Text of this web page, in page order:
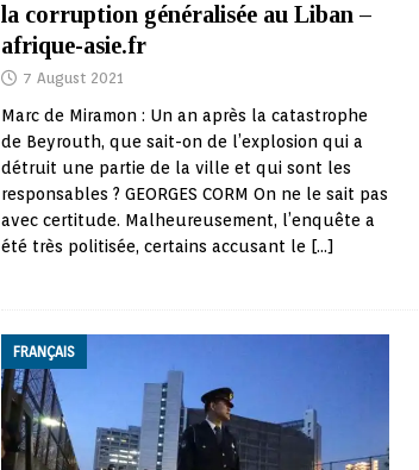
la corruption généralisée au Liban –
afrique-asie.fr
7 August 2021
Marc de Miramon : Un an après la catastrophe
de Beyrouth, que sait-on de l’explosion qui a
détruit une partie de la ville et qui sont les
responsables ? GEORGES CORM On ne le sait pas
avec certitude. Malheureusement, l’enquête a
été très politisée, certains accusant le […]
FRANÇAIS